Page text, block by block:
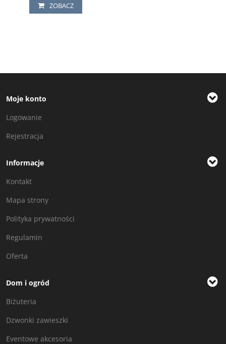
ZOBACZ
Moje konto
Logowanie
Rejestracja
Informacje
Kontakt
Mapa strony
Polityka prywatności
Regulamin
Oferta
Dom i ogród
Biżuteria
Dzwonki zawieszki
Eventowe akcesoria